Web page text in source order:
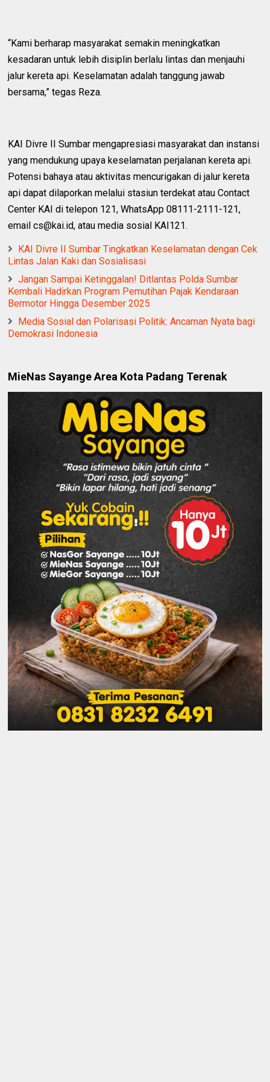
“Kami berharap masyarakat semakin meningkatkan
kesadaran untuk lebih disiplin berlalu lintas dan menjauhi
jalur kereta api. Keselamatan adalah tanggung jawab
bersama,” tegas Reza.
KAI Divre II Sumbar mengapresiasi masyarakat dan instansi
yang mendukung upaya keselamatan perjalanan kereta api.
Potensi bahaya atau aktivitas mencurigakan di jalur kereta
api dapat dilaporkan melalui stasiun terdekat atau Contact
Center KAI di telepon 121, WhatsApp 08111-2111-121,
email cs@kai.id, atau media sosial KAI121.
KAI Divre II Sumbar Tingkatkan Keselamatan dengan Cek
Lintas Jalan Kaki dan Sosialisasi
Jangan Sampai Ketinggalan! Ditlantas Polda Sumbar
Kembali Hadirkan Program Pemutihan Pajak Kendaraan
Bermotor Hingga Desember 2025
Media Sosial dan Polarisasi Politik: Ancaman Nyata bagi
Demokrasi Indonesia
MieNas Sayange Area Kota Padang Terenak